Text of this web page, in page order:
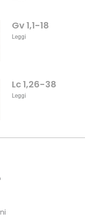
Gv 1,1-18
Leggi
Lc 1,26-38
Leggi